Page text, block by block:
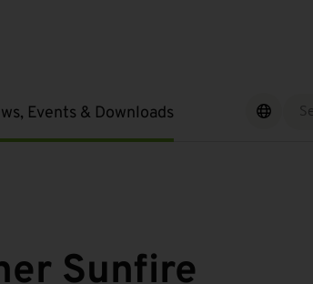
Events & Downloads
submenu
Sunfire